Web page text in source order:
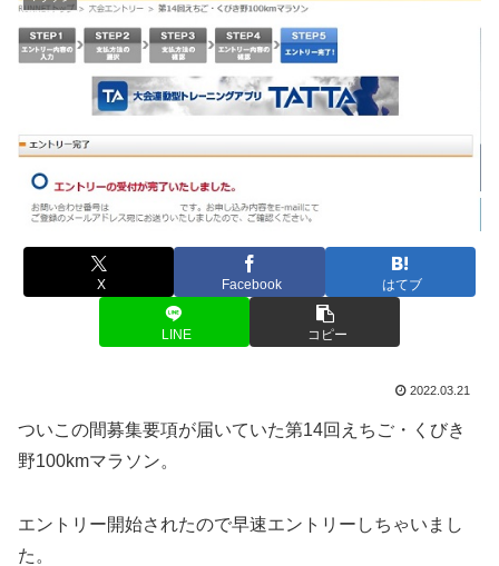
X Facebook はてブ
LINE コピー
2022.03.21
ついこの間募集要項が届いていた第14回えちご・くびき
野100kmマラソン。
エントリー開始されたので早速エントリーしちゃいまし
た。